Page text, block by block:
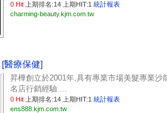
0 Hit 上期排名:14 上期HIT:1 統計報表
charming-beauty.kjm.com.tw
[醫療保健]
昇樺創立於2001年,具有專業市場美髮專業沙
名店行銷經驗 ...
0 Hit 上期排名:14 上期HIT:1 統計報表
ens888.kjm.com.tw